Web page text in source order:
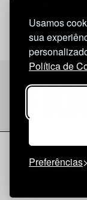
Usamos
sua
Política de
Preferências
Política de